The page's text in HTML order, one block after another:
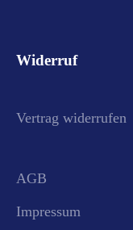
Widerruf
Vertrag widerrufen
AGB
Impressum